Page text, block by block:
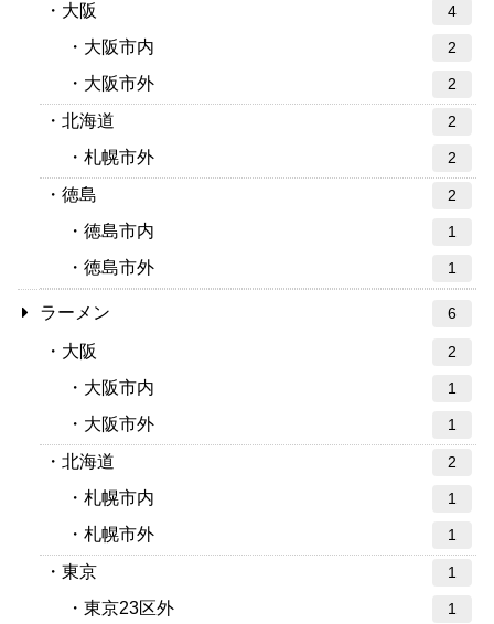
大阪 4
大阪市内 2
大阪市外 2
北海道 2
札幌市外 2
徳島 2
徳島市内 1
徳島市外 1
ラーメン 6
大阪 2
大阪市内 1
大阪市外 1
北海道 2
札幌市内 1
札幌市外 1
東京 1
東京23区外 1